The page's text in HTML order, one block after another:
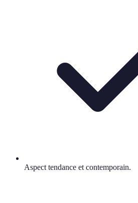
Aspect tendance et contemporain.